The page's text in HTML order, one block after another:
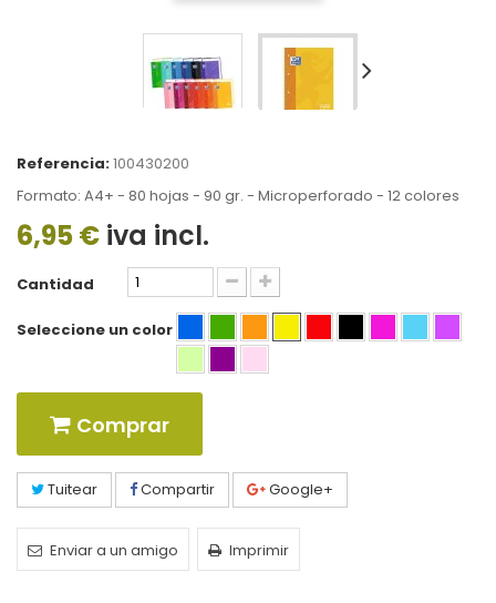
Referencia:100430200
Formato: A4+ - 80 hojas - 90 gr. - Microperforado - 12 colores
6,95 € iva incl.
Cantidad
Seleccione un color
Comprar
Tuitear Compartir Google+
Enviar a un amigo Imprimir